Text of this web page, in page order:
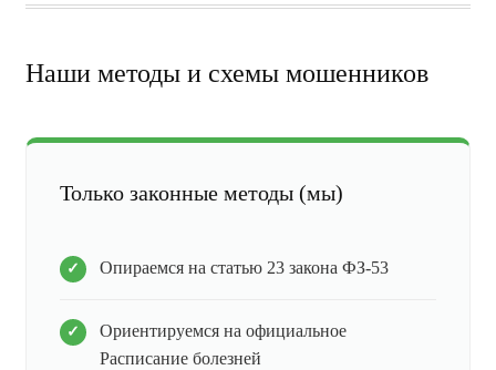
Наши методы и схемы мошенников
Только законные методы (мы)
Опираемся на статью 23 закона ФЗ-53
Ориентируемся на официальное
Расписание болезней